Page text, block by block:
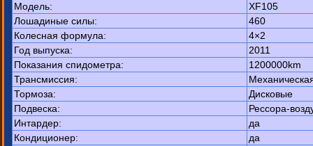
Модель:
XF105
Лошадиные силы:
460
Колесная формула:
4×2
Год выпуска:
2011
Показания спидометра:
1200000km
Трансмиссия:
Тормоза:
Дисковые
Подвеска:
Рессора-
Интардер:
да
Кондиционер:
да